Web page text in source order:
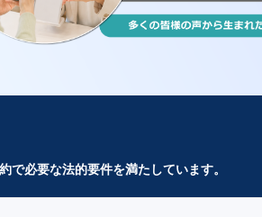
必要な法的要件を満たしています。